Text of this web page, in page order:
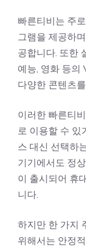
빠른티비는 주
그램을 제공하
공합니다. 또한
예능, 영화 등의
다양한 콘텐츠
이러한 빠른티
로 이용할 수 있
스 대신 선택하
기기에서도 정
이 출시되어 휴
니다.
하지만 한 가지
위해서는 안정